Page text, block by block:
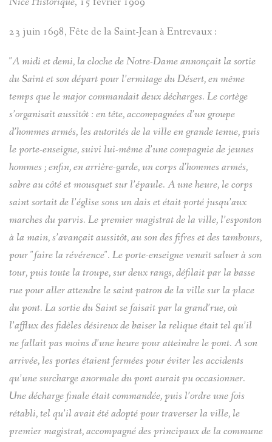
23 juin 1698, Fête de la Saint-Jean à Entrevaux :
"A midi et demi, la cloche de Notre-Dame annonçait la sortie
du Saint et son départ pour l’ermitage du Désert, en même
temps que le major commandait deux décharges. Le cortège
s’organisait aussitôt : en tête, accompagnées d’un groupe
d’hommes armés, les autorités de la ville en grande tenue, puis
le porte-enseigne, suivi lui-même d’une compagnie de jeunes
hommes ; enfin, en arrière-garde, un corps d’hommes armés,
sabre au côté et mousquet sur l’épaule. A une heure, le corps
saint sortait de l’église sous un dais et était porté jusqu’aux
marches du parvis. Le premier magistrat de la ville, l’esponton
à la main, s’avançait aussitôt, au son des fifres et des tambours,
pour "faire la révérence". Le porte-enseigne venait saluer à son
tour, puis toute la troupe, sur deux rangs, défilait par la basse
rue pour aller attendre le saint patron de la ville sur la place
du pont. La sortie du Saint se faisait par la grand’rue, où
l’afflux des fidèles désireux de baiser la relique était tel qu’il
ne fallait pas moins d’une heure pour atteindre le pont. A son
arrivée, les portes étaient fermées pour éviter les accidents
qu’une surcharge anormale du pont aurait pu occasionner.
Une décharge finale était commandée, puis l’ordre une fois
rétabli, tel qu’il avait été adopté pour traverser la ville, le
premier magistrat, accompagné des principaux de la commune